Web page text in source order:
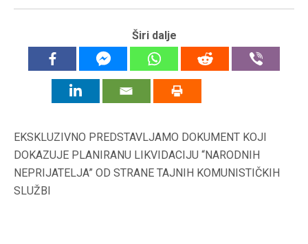
Širi dalje
EKSKLUZIVNO PREDSTAVLJAMO DOKUMENT KOJI
DOKAZUJE PLANIRANU LIKVIDACIJU “NARODNIH
NEPRIJATELJA” OD STRANE TAJNIH KOMUNISTIČKIH
SLUŽBI